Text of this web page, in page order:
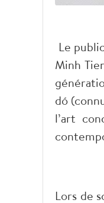
​Le
Minh
dó
l’art
​Lors de